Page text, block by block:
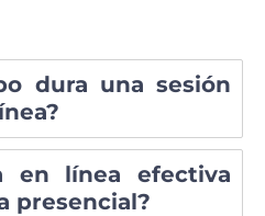
dura una sesión
en línea efectiva
presencial?